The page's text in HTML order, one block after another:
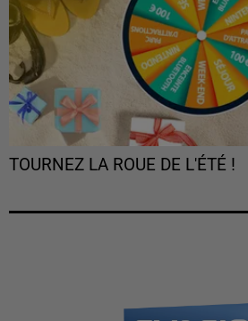
TOURNEZ LA ROUE DE L'ÉTÉ !